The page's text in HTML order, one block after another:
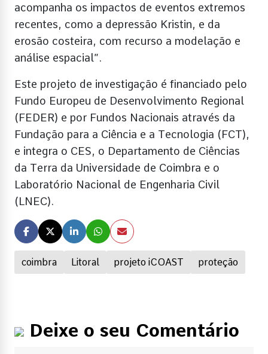
coimbra Litoral projeto iCOAST proteção
acompanha os impactos de eventos extremos
recentes, como a depressão Kristin, e da
erosão costeira, com recurso a modelação e
análise espacial”.
Este projeto de investigação é financiado pelo
Fundo Europeu de Desenvolvimento Regional
(FEDER) e por Fundos Nacionais através da
Fundação para a Ciência e a Tecnologia (FCT),
e integra o CES, o Departamento de Ciências
da Terra da Universidade de Coimbra e o
Laboratório Nacional de Engenharia Civil
(LNEC).
Deixe o seu Comentário